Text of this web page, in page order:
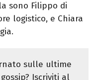
sono Filippo di
logistico, e Chiara
sulle ultime
Iscriviti al